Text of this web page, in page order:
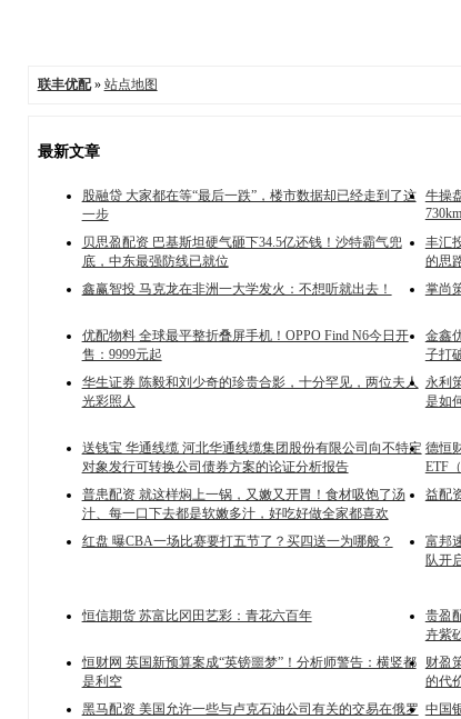
联丰优配» 站点地图
最新文章
股融贷 大家都在等“最后一跌”，楼市数据却已经走到了这
一步
牛操
730km
贝思盈配资 巴基斯坦硬气砸下34.5亿还钱！沙特霸气兜
底，中东最强防线已就位
丰汇
的思
鑫赢智投 马克龙在非洲一大学发火：不想听就出去！
掌尚
优配物料 全球最平整折叠屏手机！OPPO Find N6今日开
售：9999元起
金鑫
子打
华生证券 陈毅和刘少奇的珍贵合影，十分罕见，两位夫人
光彩照人
永利
是如
送钱宝 华通线缆 河北华通线缆集团股份有限公司向不特定
对象发行可转换公司债券方案的论证分析报告
德恒
ETF
普患配资 就这样焖上一锅，又嫩又开胃！食材吸饱了汤
汁、每一口下去都是软嫩多汁，好吃好做全家都喜欢
益配
红盘 曝CBA一场比赛要打五节了？买四送一为哪般？
富邦
队开
恒信期货 苏富比冈田艺彩：青花六百年
贵盈
卉紫
恒财网 英国新预算案成“英镑噩梦”！分析师警告：横竖都
是利空
财盈
的代
黑马配资 美国允许一些与卢克石油公司有关的交易在俄罗 中国